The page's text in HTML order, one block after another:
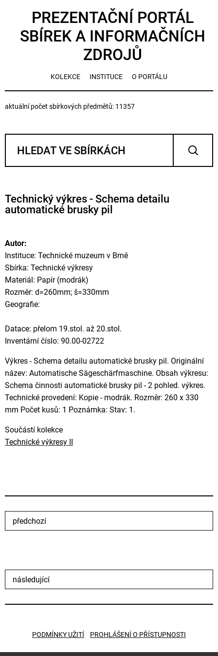
PREZENTAČNÍ PORTÁL
SBÍREK A INFORMAČNÍCH
ZDROJŮ
KOLEKCE INSTITUCE O PORTÁLU
aktuální počet sbírkových předmětů: 11357
Technický výkres - Schema detailu
automatické brusky pil
Autor:
Instituce: Technické muzeum v Brně
Sbírka: Technické výkresy
Materiál: Papír (modrák)
Rozměr: d=260mm; š=330mm
Geografie:
Datace: přelom 19.stol. až 20.stol.
Inventární číslo: 90.00-02722
Výkres - Schema detailu automatické brusky pil. Originální
název: Automatische Sägeschärfmaschine. Obsah výkresu:
Schema činnosti automatické brusky pil - 2 pohled. výkres.
Technické provedení: Kopie - modrák. Rozměr: 260 x 330
mm Počet kusů: 1 Poznámka: Stav: 1.
Součástí kolekce
Technické výkresy II
předchozí
následující
PODMÍNKY UŽITÍ PROHLÁŠENÍ O PŘÍSTUPNOSTI